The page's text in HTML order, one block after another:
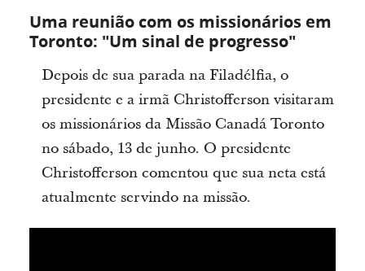
Uma reunião com os missionários em
Toronto: "Um sinal de progresso"
Depois de sua parada na Filadélfia, o
presidente e a irmã Christofferson visitaram
os missionários da Missão Canadá Toronto
no sábado, 13 de junho. O presidente
Christofferson comentou que sua neta está
atualmente servindo na missão.